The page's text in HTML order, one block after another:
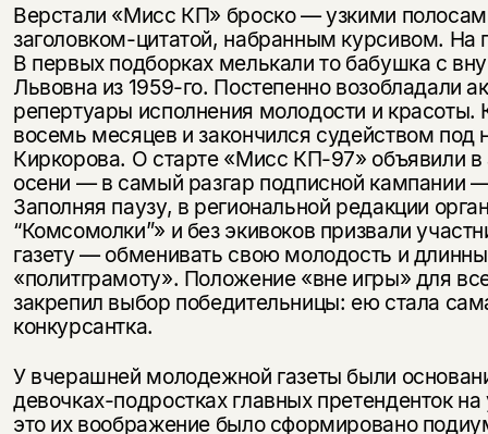
Верстали «Мисс КП» броско — узкими
заголовком-цитатой, набранным курсивом.
В первых подборках мелькали то бабушка с
Львовна из 1959-го. Постепенно возобладали
репертуары исполнения молодости и красоты.
восемь месяцев и закончился судейством
Киркорова. О старте «Мисс КП-97» объявили в
осени — в самый разгар подписной кампании
Заполняя паузу, в региональной редакции
“Комсомолки”» и без экивоков призвали
газету — обменивать свою молодость и
«политграмоту». Положение «вне игры» для
закрепил выбор победительницы: ею стала
конкурсантка.
У вчерашней молодежной газеты были
девочках-подростках главных претенденток
это их воображение было сформировано